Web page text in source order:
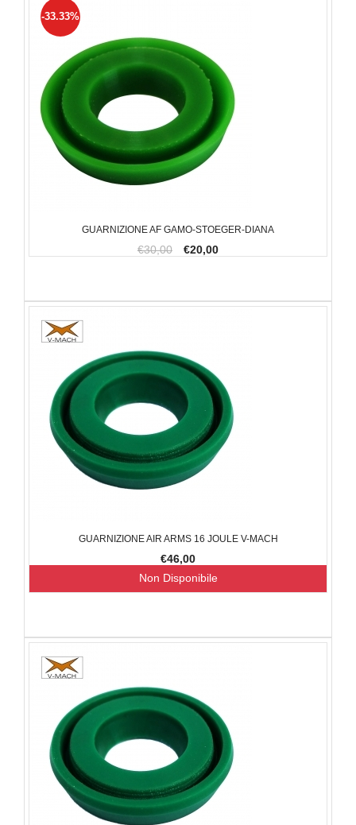
GUARNIZIONE AF GAMO-STOEGER-DIANA
€30,00 €20,00
-33.33%
GUARNIZIONE AIR ARMS 16 JOULE V-MACH
€46,00
Non Disponibile